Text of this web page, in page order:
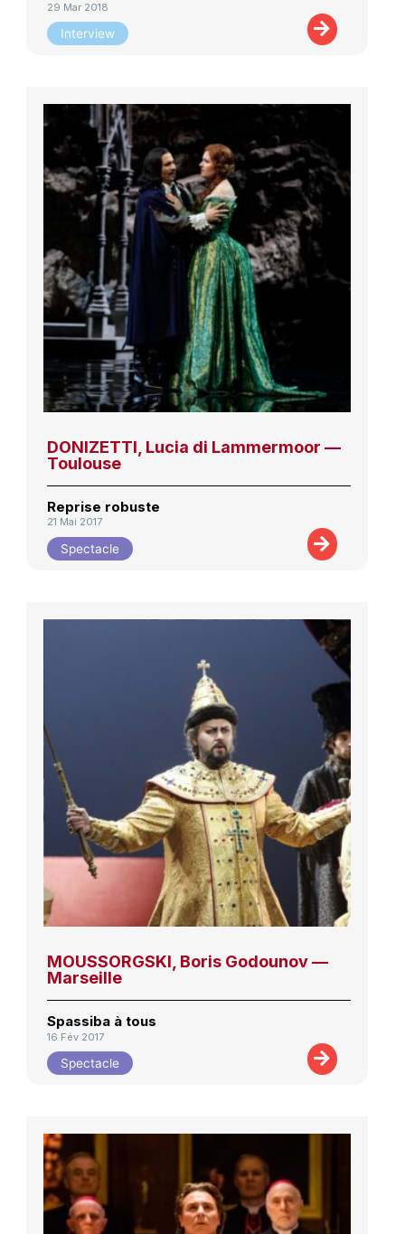
29 Mar 2018
Interview
DONIZETTI, Lucia di Lammermoor —
Toulouse
Reprise robuste
21 Mai 2017
Spectacle
MOUSSORGSKI, Boris Godounov —
Marseille
Spassiba à tous
16 Fév 2017
Spectacle